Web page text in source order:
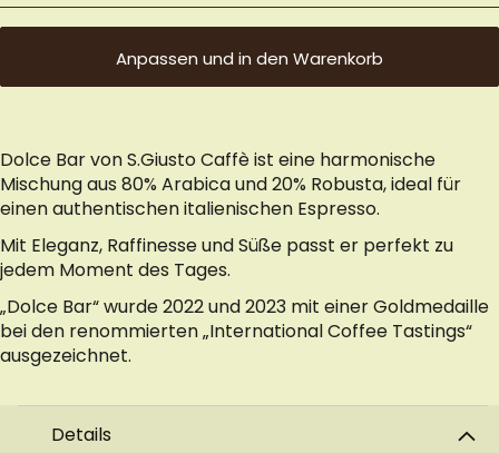
Anpassen und in den Warenkorb
Dolce Bar von S.Giusto Caffè ist eine harmonische
Mischung aus 80% Arabica und 20% Robusta, ideal für
einen authentischen italienischen Espresso.
Mit Eleganz, Raffinesse und Süße passt er perfekt zu
jedem Moment des Tages.
„Dolce Bar“ wurde 2022 und 2023 mit einer Goldmedaille
bei den renommierten „International Coffee Tastings“
ausgezeichnet.
Details